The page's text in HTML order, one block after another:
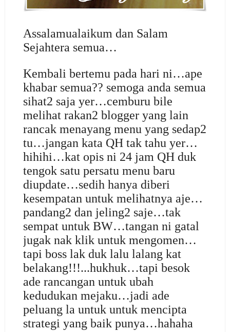
Assalamualaikum dan Salam
Sejahtera semua…
Kembali bertemu pada hari ni…ape
khabar semua?? semoga anda semua
sihat2 saja yer…cemburu bile
melihat rakan2 blogger yang lain
rancak menayang menu yang sedap2
tu…jangan kata QH tak tahu yer…
hihihi…kat opis ni 24 jam QH duk
tengok satu persatu menu baru
diupdate…sedih hanya diberi
kesempatan untuk melihatnya aje…
pandang2 dan jeling2 saje…tak
sempat untuk BW…tangan ni gatal
jugak nak klik untuk mengomen…
tapi boss lak duk lalu lalang kat
belakang!!!...hukhuk…tapi besok
ade rancangan untuk ubah
kedudukan mejaku…jadi ade
peluang la untuk untuk mencipta
strategi yang baik punya…hahaha